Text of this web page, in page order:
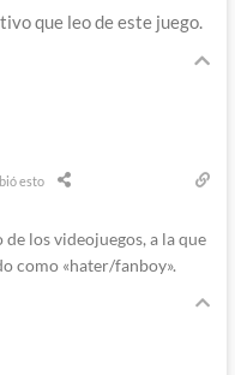
que leo de este juego.
esto
de los videojuegos, a la que
como «hater/fanboy».